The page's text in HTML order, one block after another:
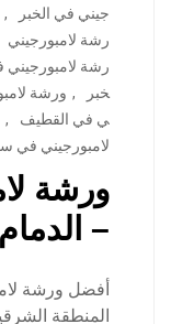
جيني في الخبر
,
رشة لامبورجيني
رشة لامبورجيني
خبر
, ورشة
ي في القطيف
,
لامبورجيني في
ورشة
– الدمام
أفضل ورشة
المنطقة